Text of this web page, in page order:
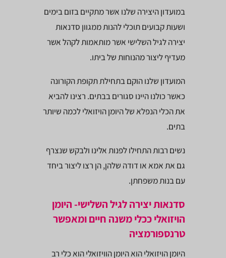
במועדון היצירה שלנו אשר מתקיים בזום בימים
ושעות קבועים תוכלי להנות ממגוון סדנאות
יצירה לגיל השלישי אשר מותאמות לקהל אשר
מעדיף ליצור מהנוחות של ביתו.
המועדון שלנו הוקם בתחילת תקופת הקורונה
כאשר כולנו היינו סגורים בבתים. רצינו להביא
את הכלי הנפלא של היומן הויזואלי לכמה שיותר
בתים.
נשים רבות התחילו לפנות אלינו ולבקש שנצרף
גם את אמא או דודה שלהן, הן רצו ליצור ביחד
עם בנות משפחתן.
סדנאות יצירה לגיל השלישי- היומן
הויזואלי ככלי משנה חיים ומאפשר
טרנספורמציה
היומן הויזואלי הוא היומן הוויזואלי הוא כלי רב